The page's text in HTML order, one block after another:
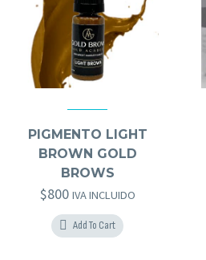
PIGMENTO LIGHT
BROWN GOLD
BROWS
$800 IVA INCLUIDO
Add To Cart